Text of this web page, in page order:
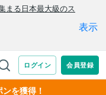
を獲得！